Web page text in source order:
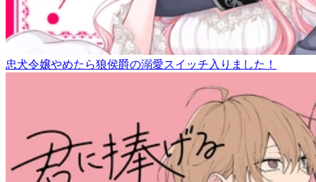
忠犬令嬢やめたら狼侯爵の溺愛スイッチ入りました！